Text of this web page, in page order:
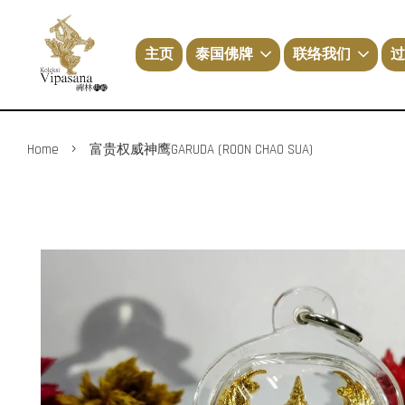
主页 泰国佛牌 联络我们
Home › 富贵权威神鹰GARUDA (ROON CHAO SUA)